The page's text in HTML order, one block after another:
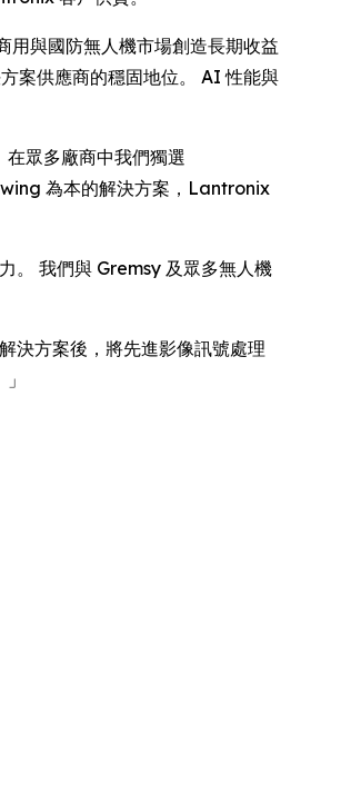
與國防無人機市場創造長期收益
案供應商的穩固地位。 AI 性能與
眾多廠商中我們獨選
為本的解決方案，Lantronix
。 我們與 Gremsy 及眾多無人機
決方案後，將先進影像訊號處理